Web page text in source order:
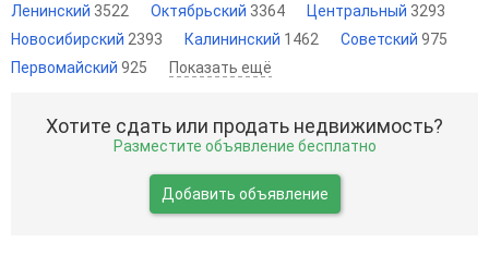
Ленинский 3522 Октябрьский 3364 Центральный 3293
Новосибирский 2393 Калининский 1462 Советский 975
Первомайский 925 Показать ещё
Хотите сдать или продать недвижимость?
Разместите объявление бесплатно
Добавить объявление